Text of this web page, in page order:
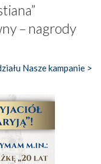
– nagrody
Nasze kampanie >